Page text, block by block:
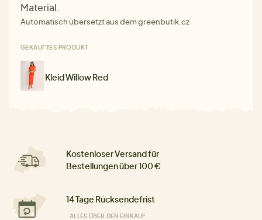
Material.
Automatisch übersetzt aus dem greenbutik.cz
GEKAUFTES PRODUKT
Kleid Willow Red
Kostenloser Versand für
Bestellungen über 100 €
14 Tage Rücksendefrist
ALLES ÜBER DEN EINKAUF